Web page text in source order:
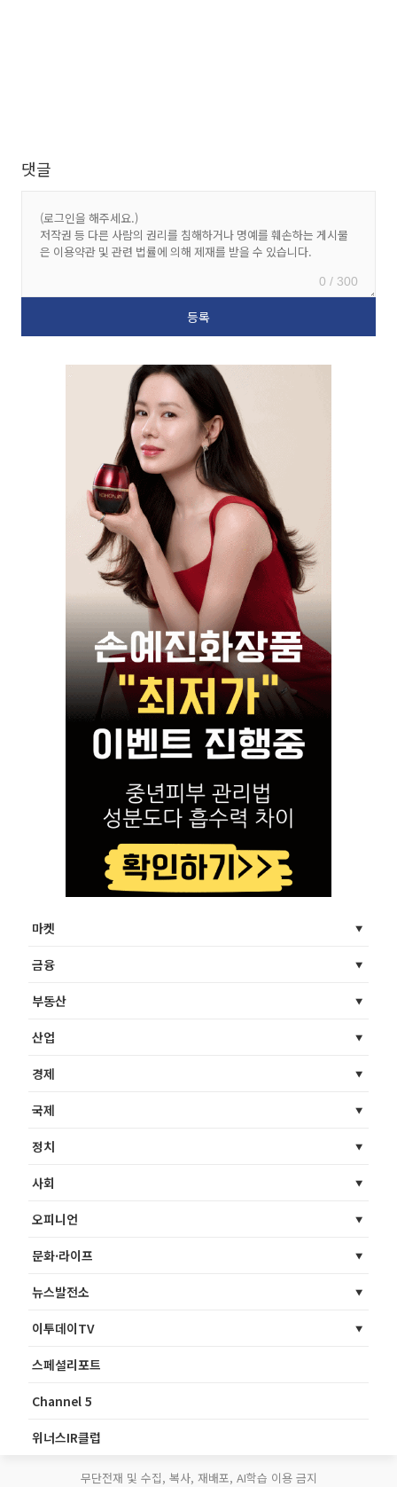
댓글
0 / 300
마켓
금융
부동산
산업
경제
국제
정치
사회
오피니언
문화·라이프
뉴스발전소
이투데이TV
스페셜리포트
Channel 5
위너스IR클럽
무단전재 및 수집, 복사, 재배포, AI학습 이용 금지